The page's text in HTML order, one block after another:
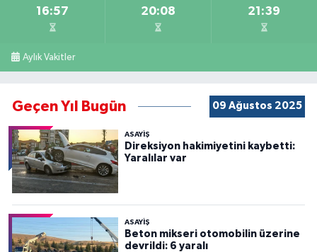
16:57 20:08 21:39
Aylık Vakitler
Geçen Yıl Bugün 09 Ağustos 2025
ASAYİŞ
Direksiyon hakimiyetini kaybetti:
Yaralılar var
ASAYİŞ
Beton mikseri otomobilin üzerine
devrildi: 6 yaralı